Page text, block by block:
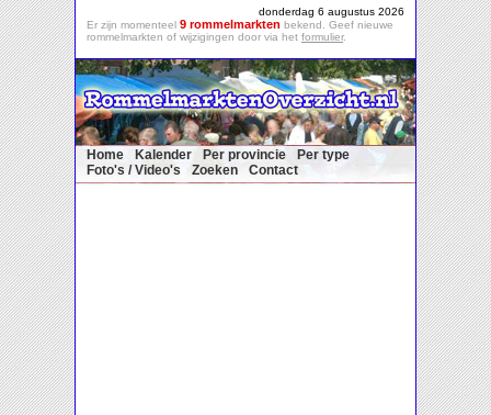
donderdag 6 augustus 2026
Er zijn momenteel 9 rommelmarkten bekend. Geef nieuwe
rommelmarkten of wijzigingen door via het formulier.
Home Kalender Per provincie
Per type
Foto's / Video's
Zoeken Contact